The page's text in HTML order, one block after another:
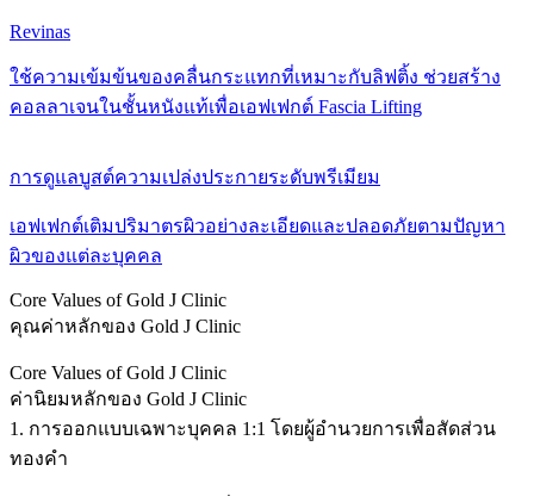
Revinas
ใช้ความเข้มข้นของคลื่นกระแทกที่เหมาะกับลิฟติ้ง ช่วยสร้าง
คอลลาเจนในชั้นหนังแท้เพื่อเอฟเฟกต์ Fascia Lifting
การดูแลบูสต์ความเปล่งประกายระดับพรีเมียม
เอฟเฟกต์เติมปริมาตรผิวอย่างละเอียดและปลอดภัยตามปัญหา
ผิวของแต่ละบุคคล
Core Values of Gold J Clinic
คุณค่าหลักของ Gold J Clinic
Core Values of Gold J Clinic
ค่านิยมหลักของ Gold J Clinic
1. การออกแบบเฉพาะบุคคล 1:1 โดยผู้อำนวยการเพื่อสัดส่วน
ทองคำ